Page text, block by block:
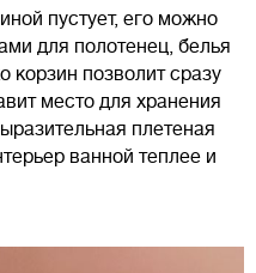
пустует, его можно
для полотенец, белья
корзин позволит сразу
место для хранения
плетеная
ванной теплее и